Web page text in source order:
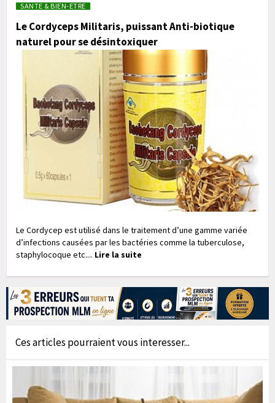
SANTE & BIEN-ETRE
Le Cordyceps Militaris, puissant Anti-biotique
naturel pour se désintoxiquer
Le Cordycep est utilisé dans le traitement d’une gamme variée
d’infections causées par les bactéries comme la tuberculose,
staphylocoque etc.... Lire la suite
Ces articles pourraient vous interesser...